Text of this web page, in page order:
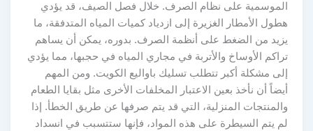
الموسمية على نظام الصرف. خلال فصل الصيف، قد يؤدي
هطول الأمطار الغزيرة إلى ازدياد كميات المياه المتدفقة، ما
يزيد من الضغط على أنظمة الصرف. بدوره، يمكن أن يساهم
تراكم الأوساخ والأتربة في مجاري المياه في حجبها، مما يؤدي
إلى مشكلة أكبر تتطلب تسليك باواليع الكويت. ومن المهم
أيضاً أن نأخذ بعين الاعتبار المخلفات الأخرى مثل بقايا الطعام
والمنتجات المنزلية، التي قد يتم صرفها عن طريق الخطأ. إذا
لم يتم السيطرة على هذه المواد، فإنها ستتسبب في انسداد